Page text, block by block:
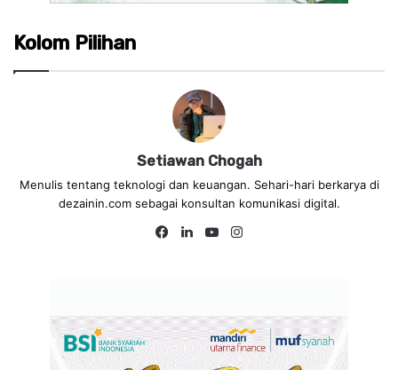
Kolom Pilihan
Setiawan Chogah
Menulis tentang teknologi dan keuangan. Sehari-hari berkarya di
dezainin.com sebagai konsultan komunikasi digital.
Fa
Lin
Yo